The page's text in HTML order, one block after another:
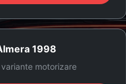
1998
variante motorizare